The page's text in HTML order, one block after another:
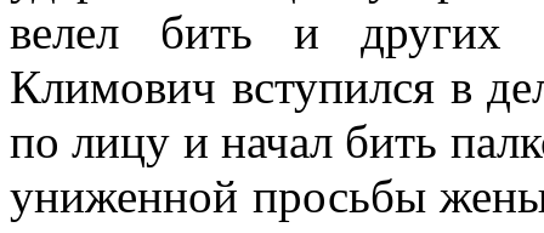
велел бить и других
Климович вступился в
по лицу и начал бить
униженной просьбы